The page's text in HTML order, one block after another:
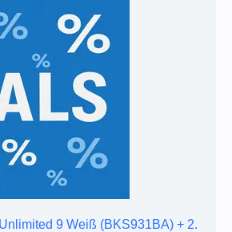
9 Weiß (BKS931BA) + 2.